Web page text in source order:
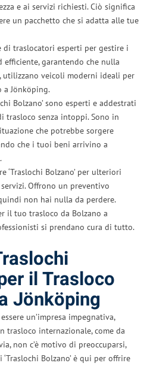
e ai servizi richiesti. Ciò significa
un pacchetto che si adatta alle tue
di traslocatori esperti per gestire i
garantendo che nulla
utilizzano veicoli moderni ideali per
Jönköping.
Bolzano’ sono esperti e addestrati
trasloco senza intoppi. Sono in
che potrebbe sorgere
che i tuoi beni arrivino a
‘Traslochi Bolzano’ per ulteriori
Offrono un preventivo
non hai nulla da perdere.
il tuo trasloco da Bolzano a
si prendano cura di tutto.
il Trasloco
Jönköping
un’impresa impegnativa,
internazionale, come da
non c’è motivo di preoccuparsi,
Bolzano’ è qui per offrire